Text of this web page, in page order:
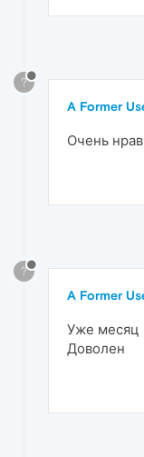
?
A Former
Очень
?
A Former
Уже месяц
Доволен